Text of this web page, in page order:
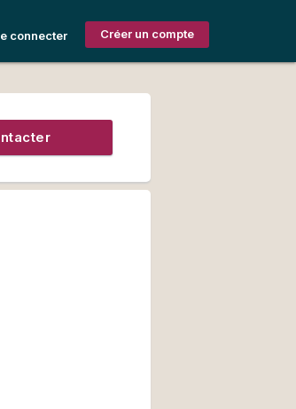
Créer un compte
connecter